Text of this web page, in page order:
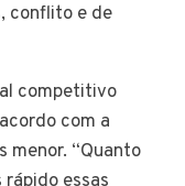
conflito e de
competitivo
com a
menor. “Quanto